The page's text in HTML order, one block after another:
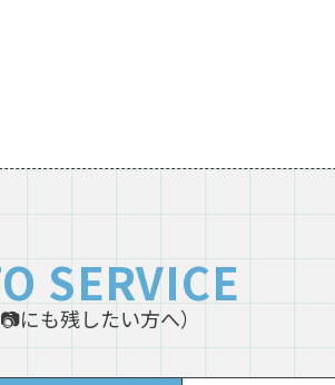
SERVICE
にも残したい方へ）